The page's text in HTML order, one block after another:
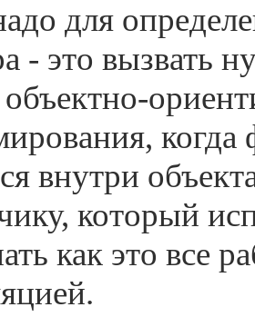
для
- это вызвать
объектно-
когда
внутри
который
как это все